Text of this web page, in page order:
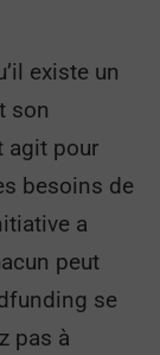
existe un
son
agit pour
besoins de
a
peut
se
pas à